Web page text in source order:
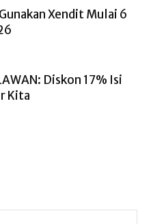
Xendit Mulai 6
Diskon 17% Isi
Kita